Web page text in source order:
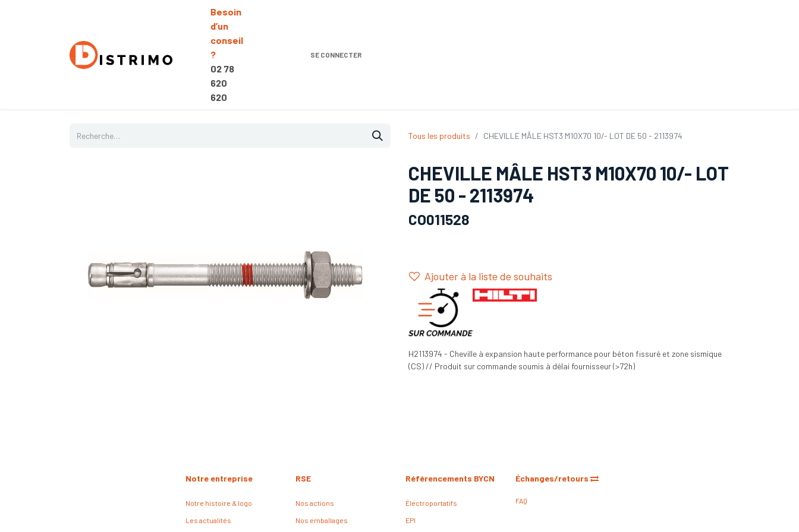
Besoin
d’un
conseil
?
02 78
620
620
SE CONNECTER
Tous les produits CHEVILLE MÂLE HST3 M10X70 10/- LOT DE 50 - 2113974
CHEVILLE MÂLE HST3 M10X70 10/- LOT
DE 50 - 2113974
CO011528
Ajouter à la liste de souhaits
H2113974 - Cheville à expansion haute performance pour béton fissuré et zone sismique
(CS) // Produit sur commande soumis à délai fournisseur (>72h)
Échanges/retours
FAQ
Référencements BYCN
Électroportatifs
EPI
RSE
Nos actions
Nos emballages
Notre entreprise
Notre histoire & logo
Les actualités